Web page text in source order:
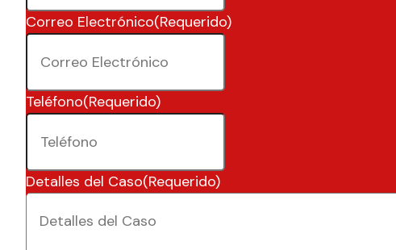
Correo Electrónico(Requerido)
Teléfono(Requerido)
Detalles del Caso(Requerido)